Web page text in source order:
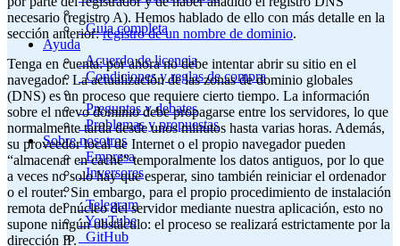
Guía completa
Ayuda
Acuerdo de licencia
Condiciones y reglas de compra
Preguntas y debates
Problemas y propuestas
Sobre nosotros
Empresa
Inversores
Telegram
YouTube
GitHub
necesario (registro A). Hemos hablado de ello con más detalle en la
sección anterior:registro de un nombre de dominio.
Tenga en cuenta: por ahora no debe intentar abrir su sitio en el
navegador. La actualización de las zonas de dominio globales
(DNS) es un proceso que requiere cierto tiempo. La información
sobre el nuevo dominio debe propagarse entre los servidores, lo que
normalmente tarda desde unos minutos hasta varias horas. Además,
su proveedor local de Internet o el propio navegador pueden
“almacenar en caché” temporalmente los datos antiguos, por lo que
a veces no solo hay que esperar, sino también reiniciar el ordenador
o el router. Sin embargo, para el propio procedimiento de instalación
remota del núcleo del servidor mediante nuestra aplicación, esto no
supone ningún obstáculo: el proceso se realizará estrictamente por la
dirección IP.